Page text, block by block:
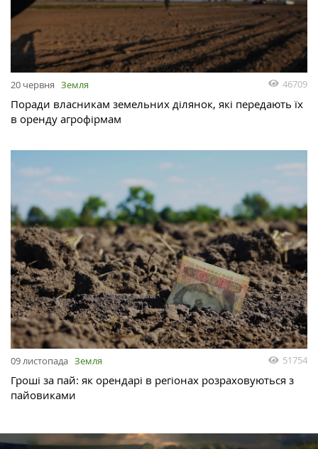
20 червня Земля 46709
Поради власникам земельних ділянок, які передають їх
в оренду агрофірмам
09 листопада Земля 51754
Гроші за пай: як орендарі в регіонах розраховуються з
пайовиками